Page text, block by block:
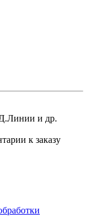
и др.
к заказу